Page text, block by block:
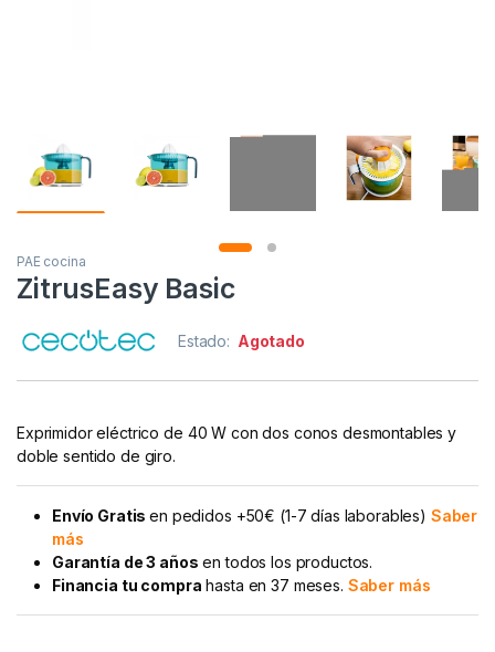
PAE cocina
ZitrusEasy Basic
Estado: Agotado
Exprimidor eléctrico de 40 W con dos conos desmontables y
doble sentido de giro.
Envío Gratisen pedidos +50€ (1-7 días laborables) Saber
más
Garantía de 3 años en todos los productos.
Financia tu compra hasta en 37 meses. Saber más